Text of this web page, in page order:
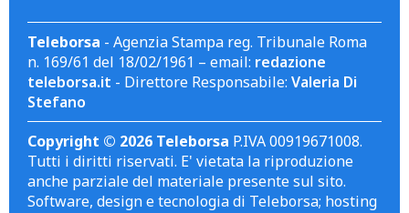
Teleborsa - Agenzia Stampa reg. Tribunale Roma
n. 169/61 del 18/02/1961 – email: redazione
teleborsa.it - Direttore Responsabile: Valeria Di
Stefano
Copyright © 2026 Teleborsa P.IVA 00919671008.
Tutti i diritti riservati. E' vietata la riproduzione
anche parziale del materiale presente sul sito.
Software, design e tecnologia di Teleborsa; hosting